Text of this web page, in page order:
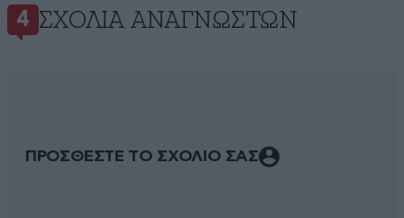
4 ΣΧΌΛΙΑ ΑΝΑΓΝΩΣΤΏΝ
ΠΡΟΣΘΕΣΤΕ ΤΟ ΣΧΟΛΙΟ ΣΑΣ